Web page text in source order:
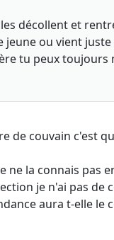
décollent et
ou vient
tu peux
de couvain c'est
la connais pas
je n'ai pas
aura t-elle